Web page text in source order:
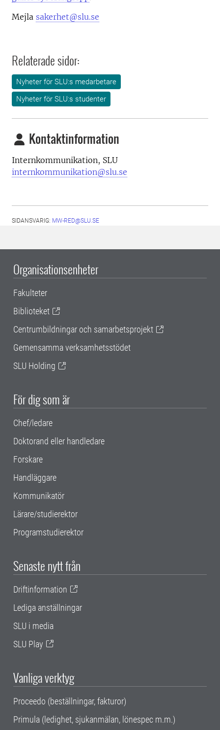
Mejla sakerhet@slu.se
Relaterade sidor:
Nyheter för SLU:s medarbetare
Nyheter för SLU:s studenter
Kontaktinformation
Internkommunikation, SLU
internkommunikation@slu.se
SIDANSVARIG: MW-RED@SLU.SE
Organisationsenheter
Fakulteter
Biblioteket
Centrumbildningar och samarbetsprojekt
Gemensamma verksamhetsstödet
SLU Holding
För dig som är
Chef/ledare
Doktorand eller handledare
Forskare
Handläggare
Kommunikatör
Lärare/studierektor
Programstudierektor
Senaste nytt från
Driftinformation
Lediga anställningar
SLU i media
SLU Play
Vanliga verktyg
Proceedo (beställningar, fakturor)
Primula (ledighet, sjukanmälan, lönespec m.m.)